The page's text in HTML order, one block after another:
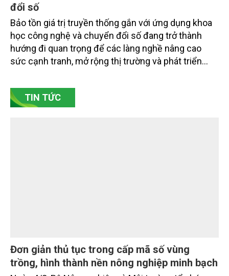
nghề bằng khoa học công nghệ và chuyển
đổi số
Bảo tồn giá trị truyền thống gắn với ứng dụng khoa
học công nghệ và chuyển đổi số đang trở thành
hướng đi quan trọng để các làng nghề nâng cao
bền vững. Tại làng gốm Phù Lãng, xã Phù Lãng, tỉnh
Bắc Ninh, nhiều nghệ nhân và cơ sở sản xuất đã